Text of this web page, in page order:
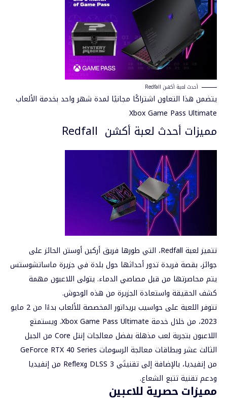
أحدث لعبة أكشن Redfall
يتضمن هذا التعاون اشتراكًا مجانيًا لمدة شهر واحد بخدمة الألعاب
Xbox Game Pass Ultimate
مميزات أحدث لعبة أكشن Redfall
تتميز لعبة Redfall، التي طورها فريق أركين أوستن الحائز على
جوائز، بقصة فريدة تدور أحداثها حول بلدة في جزيرة ماساتشوستس
يتم محاصرتها من قبل مصاصي الدماء. يتولى اللاعبون مهمة
كشف الحقيقة واستعادة الجزيرة من هذه الوحوش.
تتوفر اللعبة على حواسيب بريداتور
المخصصة للألعاب بدءًا من 2 مايو
2023، من خلال خدمة Xbox Game Pass Ultimate. ويستمتع
اللاعبون بتجربة لعب مذهلة بفضل معالجات إنتل Core من الجيل
الثالث عشر وبطاقات معالجة الرسومات GeForce RTX 40 Series
من إنفيديا، بالإضافة إلى تقنيتَي DLSS 3 وReflex من إنفيديا
ودعم تقنية تتبع الشعاع.
مميزات حصرية للاعبين